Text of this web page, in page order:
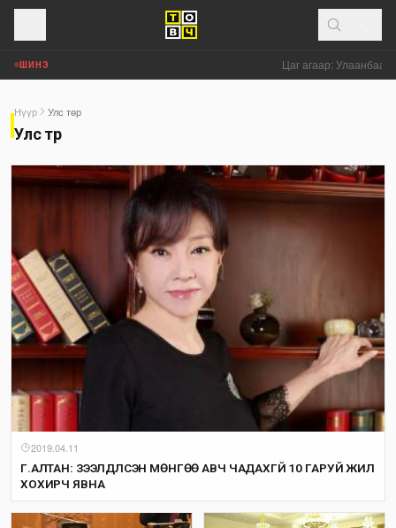
ШИНЭ Цаг агаар:
Нүүр Улс төр
Улс төр
2019.04.11
Г.АЛТАН: ЗЭЭЛДҮҮЛСЭН МӨНГӨӨ АВЧ ЧАДАХГҮЙ 10 ГАРУЙ ЖИЛ
ХОХИРЧ ЯВНА